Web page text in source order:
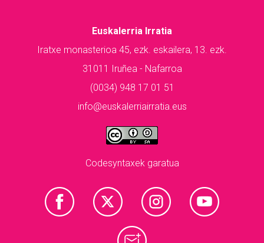
Euskalerria Irratia
Iratxe monasterioa 45, ezk. eskailera, 13. ezk.
31011 Iruñea - Nafarroa
(0034) 948 17 01 51
info@euskalerriairratia.eus
Codesyntaxek garatua